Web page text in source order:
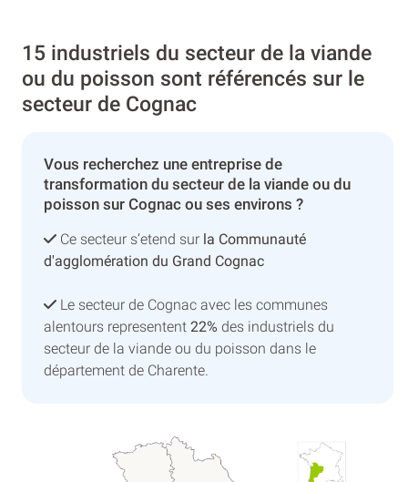
15 industriels du secteur de la viande
ou du poisson sont référencés sur le
secteur de Cognac
Vous recherchez une entreprise de
transformation du secteur de la viande ou du
poisson sur Cognac ou ses environs ?
Ce secteur s’etend sur la Communauté
d'agglomération du Grand Cognac
Le secteur de Cognac avec les communes
alentours representent 22% des industriels du
secteur de la viande ou du poisson dans le
département de Charente.